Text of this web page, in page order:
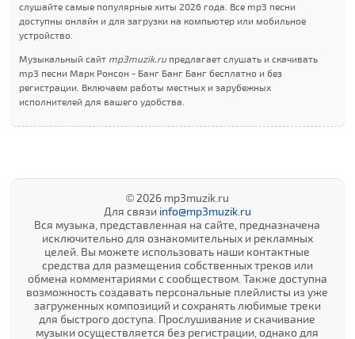
слушайте самые популярные хиты 2026 года. Все mp3 песни
доступны онлайн и для загрузки на компьютер или мобильное
устройство.
Музыкальный сайт mp3muzik.ruпредлагает слушать и скачивать
mp3 песни Марк Ронсон - Банг Банг Банг бесплатно и без
регистрации. Включаем работы местных и зарубежных
исполнителей для вашего удобства.
© 2026 mp3muzik.ru
Для связи info@mp3muzik.ru
Вся музыка, представленная на сайте, предназначена
исключительно для ознакомительных и рекламных
целей. Вы можете использовать наши контактные
средства для размещения собственных треков или
обмена комментариями с сообществом. Также доступна
возможность создавать персональные плейлисты из уже
загруженных композиций и сохранять любимые треки
для быстрого доступа. Прослушивание и скачивание
музыки осуществляется без регистрации, однако для